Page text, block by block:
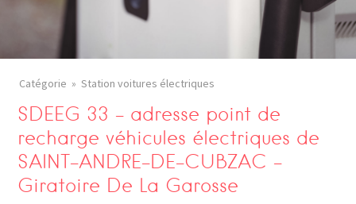
Catégorie Station voitures électriques
SDEEG 33 – adresse point de
recharge véhicules électriques de
SAINT-ANDRE-DE-CUBZAC –
Giratoire De La Garosse